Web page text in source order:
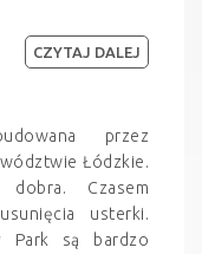
przez
Łódzkie.
Czasem
usterki.
Park są bardzo
CZYTAJ DALEJ